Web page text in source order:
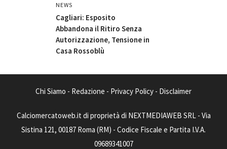
NEWS
Cagliari: Esposito
Abbandona il Ritiro Senza
Autorizzazione, Tensione in
Casa Rossoblù
Chi Siamo - Redazione - Privacy Policy - Disclaimer
Calciomercatoweb.it di proprietà di NEXTMEDIAWEB SRL - Via
Sistina 121, 00187 Roma (RM) - Codice Fiscale e Partita I.V.A.
09689341007